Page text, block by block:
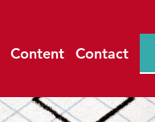
Content Contact